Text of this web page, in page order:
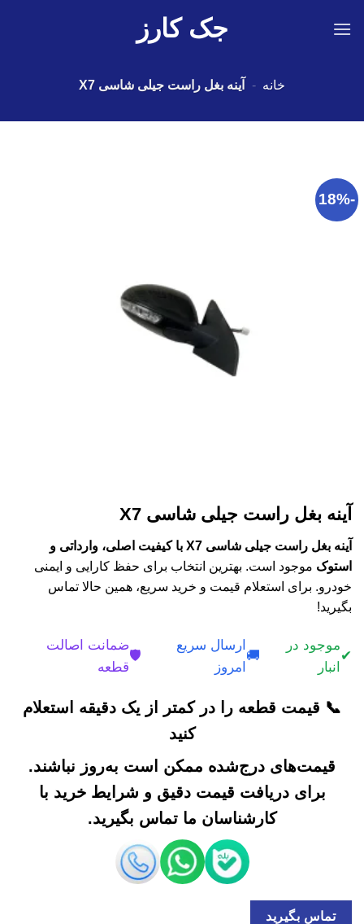
جک کارز
خانه - آینه بغل راست جیلی شاسی X7
-18%
آینه بغل راست جیلی شاسی X7
آینه بغل راست جیلی شاسی X7 با کیفیت اصلی، وارداتی و
استوک موجود است. بهترین انتخاب برای حفظ کارایی و ایمنی
خودرو. برای استعلام قیمت و خرید سریع، همین حالا تماس
بگیرید!
✔
موجود در
انبار
🚚
ارسال سریع
امروز
🛡️
ضمانت اصالت
قطعه
📞 قیمت قطعه را در کمتر از یک دقیقه استعلام
کنید
قیمت‌های درج‌شده ممکن است به‌روز نباشند.
برای دریافت قیمت دقیق و شرایط خرید با
کارشناسان ما تماس بگیرید.
تماس بگیرید